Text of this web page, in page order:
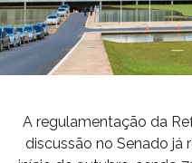
A regulamentação da
discussão no Senado já